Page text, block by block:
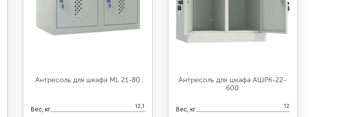
Антресоль для шкафа ML 21-80
Вес, кг 12,1
Антресоль для шкафа АШРК-22-
600
Вес, кг 12